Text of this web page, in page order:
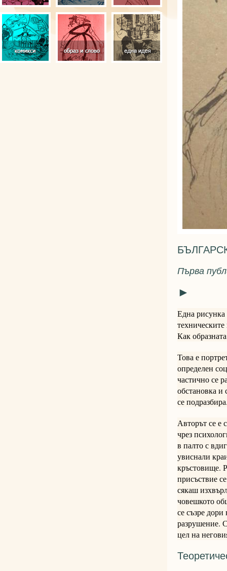
Първа
►
Една
Как
Това е
определен
частично се
обстановка и
се
Авторът се е
чрез
в палто с
увиснали
кръстовище.
присъствие
сякаш
човешкото
се съзре
разрушение.
цел на